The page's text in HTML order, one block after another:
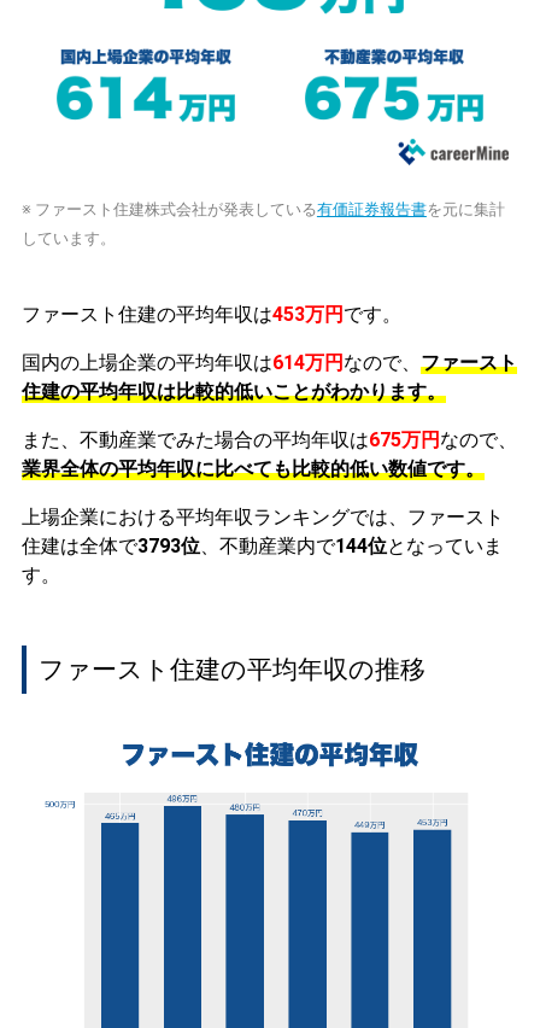
※ ファースト住建株式会社が発表している有価証券報告書を元に集計
しています。
ファースト住建の平均年収は453万円 です。
国内の上場企業の平均年収は614万円 なので、 ファースト
住建の平均年収は比較的低いことがわかります。
また、不動産業でみた場合の平均年収は675万円 なので、
業界全体の平均年収に比べても比較的低い数値です。
上場企業における平均年収ランキングでは、ファースト
住建は全体で3793位、不動産業内で144位となっていま
す。
ファースト住建の平均年収の推移